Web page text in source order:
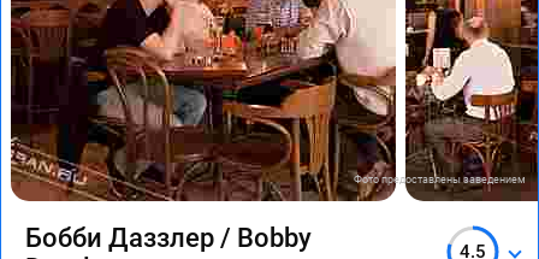
Фото предоставлены заведением
Бобби Даззлер / Bobby
4.5